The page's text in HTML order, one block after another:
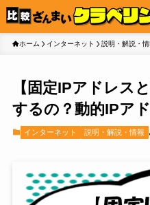
ホーム インターネット 説明・解説・情
【固定IPアドレス
するの？動的IPア
インターネット 説明・解説・情報